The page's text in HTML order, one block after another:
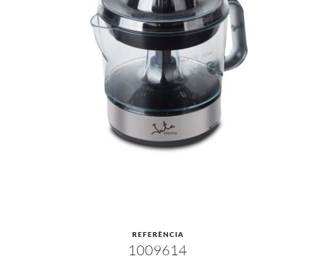
REFERÈNCIA
1009614